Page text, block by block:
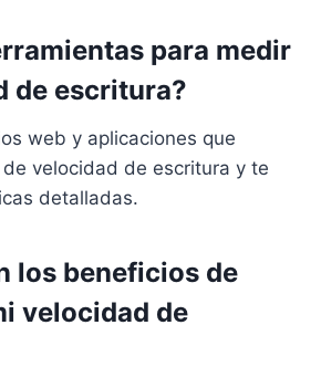
para medir
de escritura?
web y aplicaciones que
velocidad de escritura y te
detalladas.
los beneficios de
velocidad de